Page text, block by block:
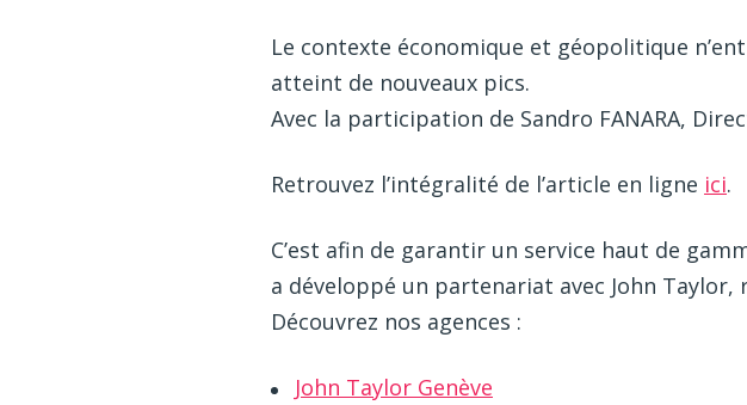
Le contexte économique et géopolitique
atteint de nouveaux pics.
Avec la participation de Sandro FANARA,
Retrouvez l’intégralité de l’article en ligne ici.
C’est afin de garantir un service haut de
a développé un partenariat avec John
Découvrez nos agences :
John Taylor Genève